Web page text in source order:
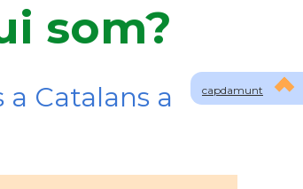
capdamunt
som?
a Catalans a